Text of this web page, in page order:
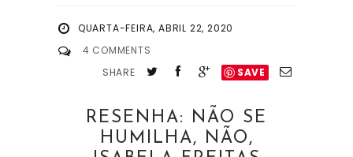
QUARTA-FEIRA, ABRIL 22, 2020
4 COMMENTS
SHARE
SAVE
RESENHA: NÃO SE
HUMILHA, NÃO,